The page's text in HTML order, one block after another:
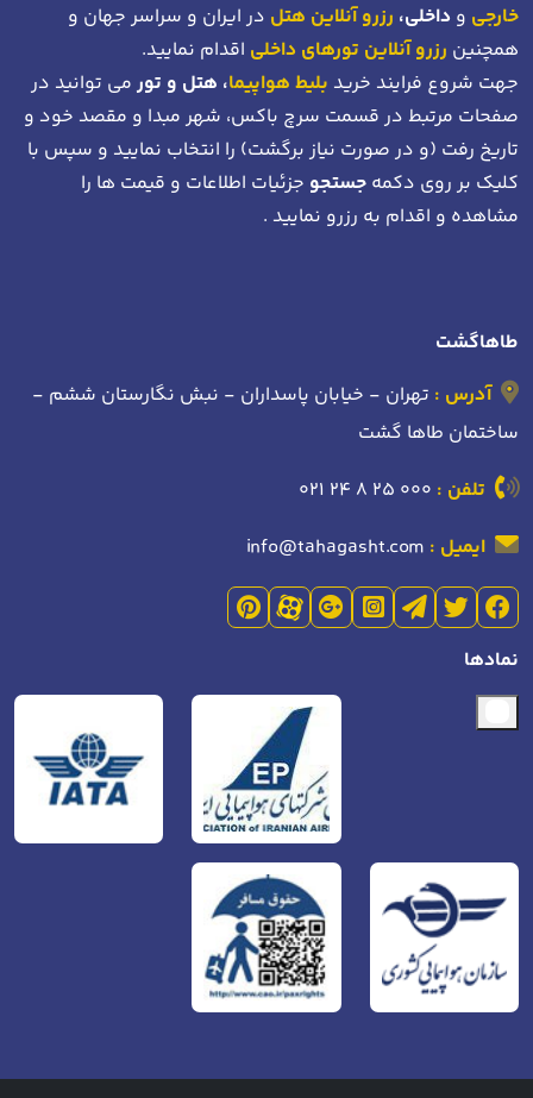
خارجی و داخلی، رزرو آنلاین هتل در ایران و سراسر جهان و
همچنین رزرو آنلاین تورهای داخلی اقدام نمایید.
جهت شروع فرایند خرید بلیط هواپیما، هتل و تورمی توانید در
صفحات مرتبط در قسمت سرچ باکس، شهر مبدا و مقصد خود و
تاریخ رفت (و در صورت نیاز برگشت) را انتخاب نمایید و سپس با
کلیک بر روی دکمه جستجو جزئیات اطلاعات و قیمت ها را
مشاهده و اقدام به رزرو نمایید .
طاهاگشت
آدرس : تهران - خیابان پاسداران - نبش نگارستان ششم -
ساختمان طاها گشت
تلفن : 021 24 8 25 000
ایمیل : info@tahagasht.com
نمادها